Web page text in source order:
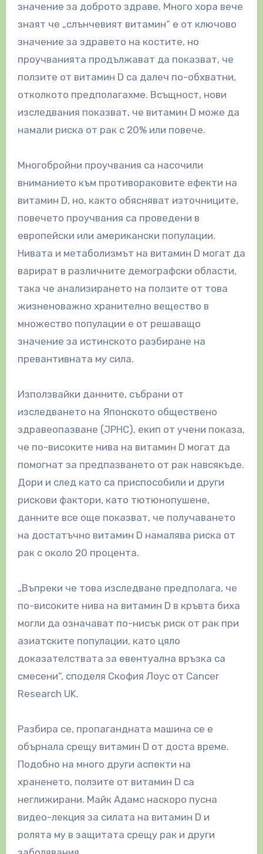
значение за доброто здраве. Много хора вече
знаят че „слънчевият витамин“ е от ключово
значение за здравето на костите, но
проучванията продължават да показват, че
ползите от витамин D са далеч по-обхватни,
отколкото предполагахме. Всъщност, нови
изследвания показват, че витамин D може да
намали риска от рак с 20% или повече.
Многобройни проучвания са насочили
вниманието към противораковите ефекти на
витамин D, но, както обясняват източниците,
повечето проучвания са проведени в
европейски или американски популации.
Нивата и метаболизмът на витамин D могат да
варират в различните демографски области,
така че анализирането на ползите от това
жизненоважно хранително вещество в
множество популации е от решаващо
значение за истинското разбиране на
превантивната му сила.
Използвайки данните, събрани от
изследването на Японското обществено
здравеопазване (JPHC), екип от учени показа,
че по-високите нива на витамин D могат да
помогнат за предпазването от рак навсякъде.
Дори и след като са приспособили и други
рискови фактори, като тютюнопушене,
данните все още показват, че получаването
на достатъчно витамин D намалява риска от
рак с около 20 процента.
„Въпреки че това изследване предполага, че
по-високите нива на витамин D в кръвта биха
могли да означават по-нисък риск от рак при
азиатските популации, като цяло
доказателствата за евентуална връзка са
смесени“, споделя Скофия Лоус от Cancer
Research UK.
Разбира се, пропагандната машина се е
обърнала срещу витамин D от доста време.
Подобно на много други аспекти на
храненето, ползите от витамин D са
неглижирани. Майк Адамс наскоро пусна
видео-лекция за силата на витамин D и
ролята му в защитата срещу рак и други